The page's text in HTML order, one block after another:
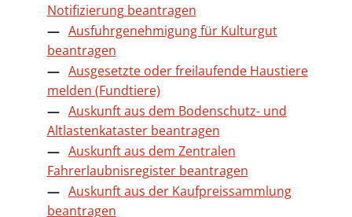
Notifizierung beantragen
Ausfuhrgenehmigung für Kulturgut
beantragen
Ausgesetzte oder freilaufende Haustiere
melden (Fundtiere)
Auskunft aus dem Bodenschutz- und
Altlastenkataster beantragen
Auskunft aus dem Zentralen
Fahrerlaubnisregister beantragen
Auskunft aus der Kaufpreissammlung
beantragen